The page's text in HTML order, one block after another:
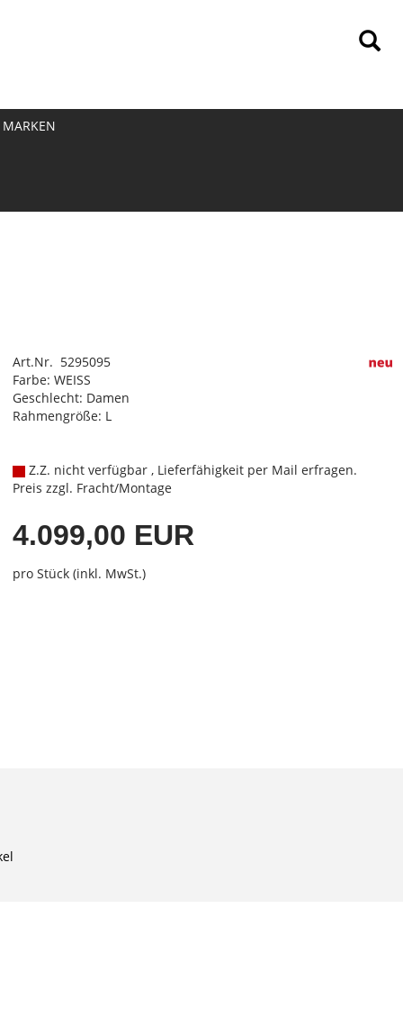
MARKEN
Art.Nr. 5295095
Farbe: WEISS
Geschlecht: Damen
Rahmengröße: L
Z.Z. nicht verfügbar , Lieferfähigkeit per Mail erfragen.
Preis zzgl. Fracht/Montage
4.099,00 EUR
pro Stück (inkl. MwSt.)